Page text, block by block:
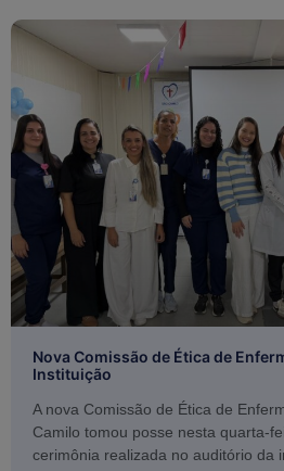
Nova Comissão de Ética de
Instituição
A nova Comissão de Ética de
Camilo tomou posse nesta quarta-
cerimônia realizada no auditório da